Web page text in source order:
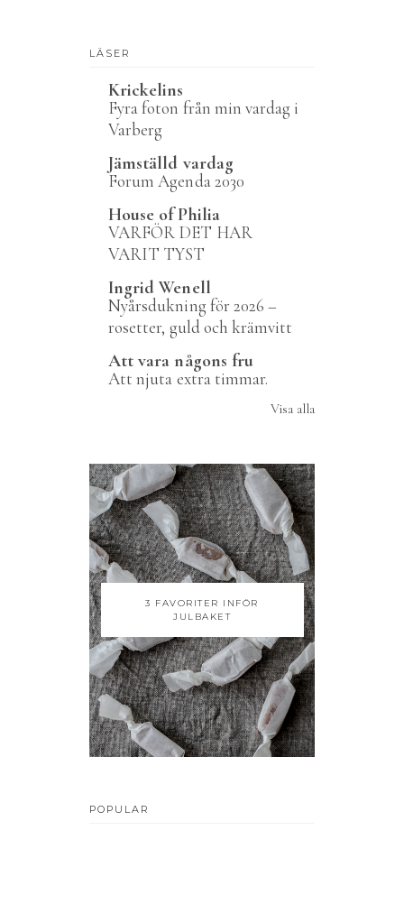
LÄSER
Krickelins
Fyra foton från min vardag i
Varberg
Jämställd vardag
Forum Agenda 2030
House of Philia
VARFÖR DET HAR
VARIT TYST
Ingrid Wenell
Nyårsdukning för 2026 –
rosetter, guld och krämvitt
Att vara någons fru
Att njuta extra timmar.
Visa alla
3 FAVORITER INFÖR
JULBAKET
POPULAR